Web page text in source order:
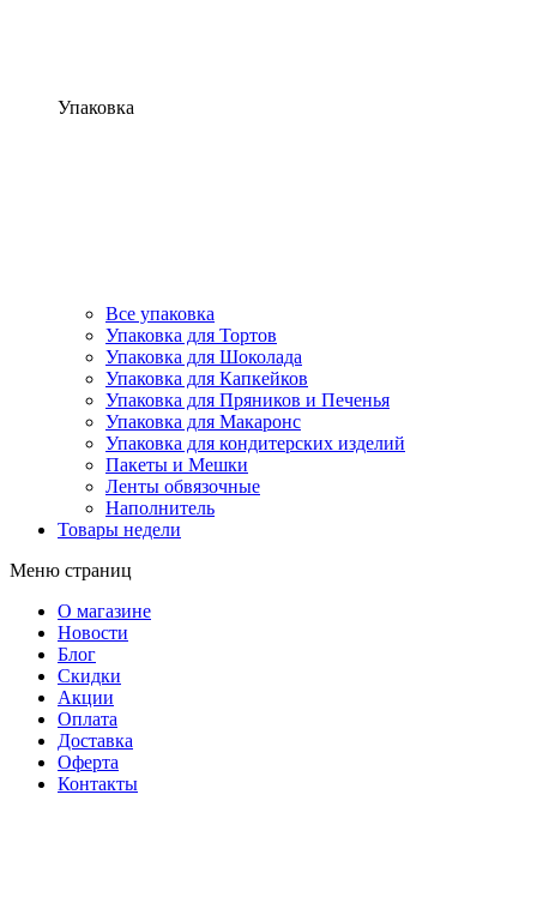
Упаковка
Все упаковка
Упаковка для Тортов
Упаковка для Шоколада
Упаковка для Капкейков
Упаковка для Пряников и Печенья
Упаковка для Макаронс
Упаковка для кондитерских изделий
Пакеты и Мешки
Ленты обвязочные
Наполнитель
Товары недели
Меню страниц
О магазине
Новости
Блог
Скидки
Акции
Оплата
Доставка
Оферта
Контакты